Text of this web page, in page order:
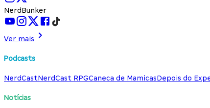
NerdBunker
Ver mais
Podcasts
NerdCastNerdCast RPGCaneca de MamicasDepois do
Notícias